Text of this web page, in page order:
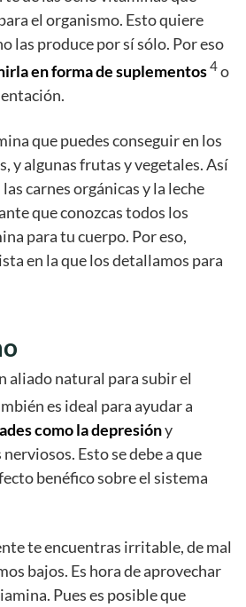
el organismo. Esto quiere
las produce por sí sólo. Por eso
en forma de suplementos4o
que puedes conseguir en los
y algunas frutas y vegetales. Así
carnes orgánicas y la leche
que conozcas todos los
para tu cuerpo. Por eso,
en la que los detallamos para
aliado natural para subir el
es ideal para ayudar a
como la depresióny
Esto se debe a que
benéfico sobre el sistema
te encuentras irritable, de mal
bajos. Es hora de aprovechar
Pues es posible que